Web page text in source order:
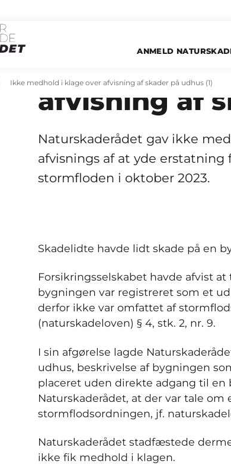
ANMELD
Ikke medhold i klage over afvisning af skader på udhus (1)
Ikke
afvisning af
Naturskaderådet gav ikke
afvisnings af at yde
stormfloden i oktober 2023.
Skadelidte havde lidt skade på en
Forsikringsselskabet havde afvist
bygningen var registreret som et
derfor ikke var omfattet af
(naturskadeloven) § 4, stk. 2, nr. 9.
I sin afgørelse lagde
udhus, beskrivelse af bygningen
placeret uden direkte adgang til en
Naturskaderådet, at der var tale
stormflodsordningen, jf.
Naturskaderådet stadfæstede
ikke fik medhold i klagen.